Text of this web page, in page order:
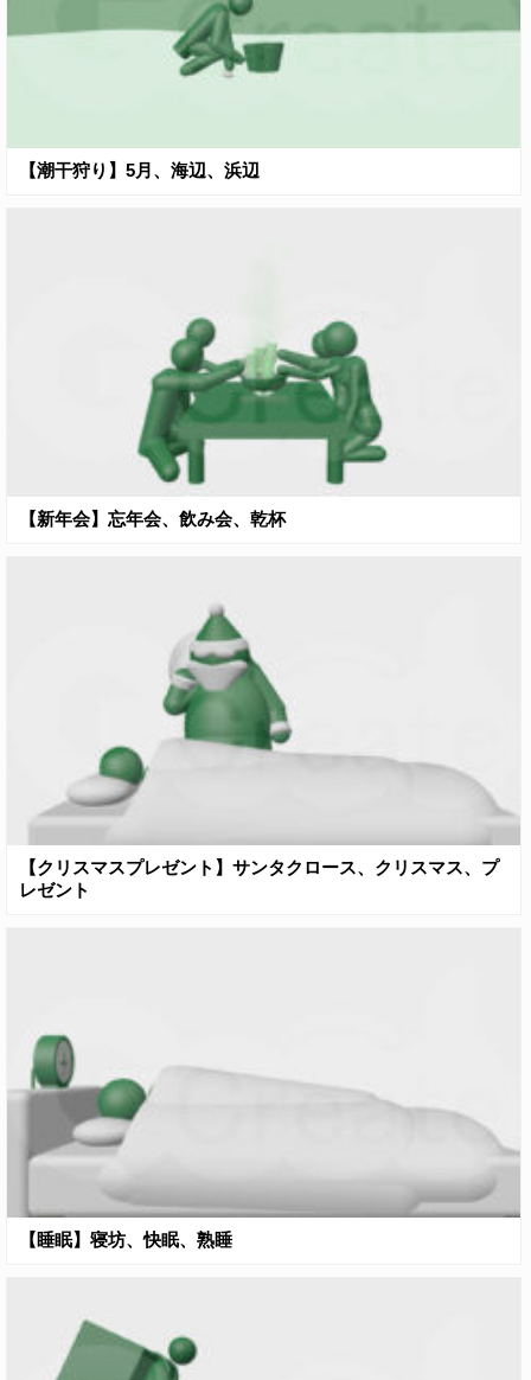
【潮干狩り】5月、海辺、浜辺
【新年会】忘年会、飲み会、乾杯
【クリスマスプレゼント】サンタクロース、クリスマス、プ
レゼント
【睡眠】寝坊、快眠、熟睡